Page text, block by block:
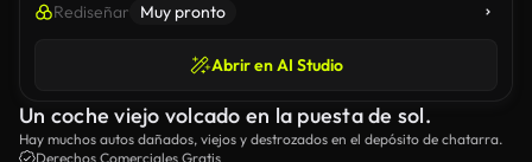
Rediseñar Muy pronto
Abrir en AI Studio
Un coche viejo volcado en la puesta de sol.
Hay muchos autos dañados, viejos y destrozados en el depósito de chatarra.
Derechos Comerciales Gratis